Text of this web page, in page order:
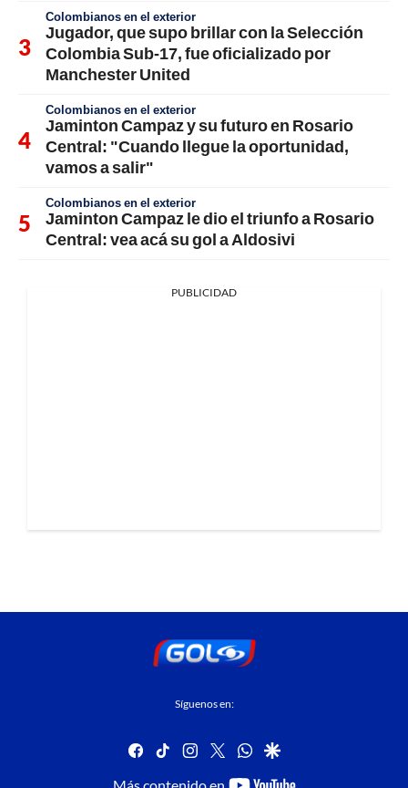
Colombianos en el exterior
Jugador, que supo brillar con la Selección
Colombia Sub-17, fue oficializado por
Manchester United
Colombianos en el exterior
Jaminton Campaz y su futuro en Rosario
Central: "Cuando llegue la oportunidad,
vamos a salir"
Colombianos en el exterior
Jaminton Campaz le dio el triunfo a Rosario
Central: vea acá su gol a Aldosivi
PUBLICIDAD
Síguenos en:
facebook
tiktok instagram
twitterwhatsapp
google
youtube-